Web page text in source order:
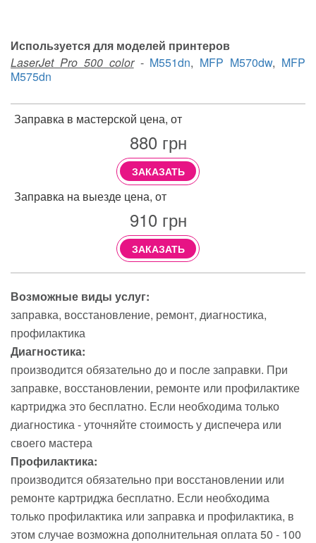
Используется для моделей принтеров
LaserJet Pro 500 color- M551dn, MFP M570dw, MFP
M575dn
Заправка в мастерской цена, от
880грн
ЗАКАЗАТЬ
Заправка на выезде цена, от
910грн
ЗАКАЗАТЬ
Возможные виды услуг:
заправка восстановление ремонт диагностика
профилактика
Диагностика:
производится обязательно до и после заправки. При
заправке, восстановлении, ремонте или профилактике
картриджа это бесплатно. Если необходима только
диагностика - уточняйте стоимость у диспечера или
своего мастера
Профилактика:
производится обязательно при восстановлении или
ремонте картриджа бесплатно. Если необходима
только профилактика или заправка и профилактика, в
этом случае возможна дополнительная оплата 50 - 100